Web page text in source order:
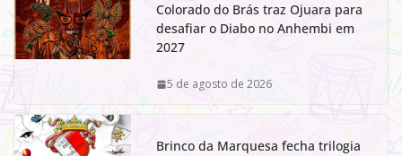
Colorado do Brás traz Ojuara para
desafiar o Diabo no Anhembi em
2027
5 de agosto de 2026
Brinco da Marquesa fecha trilogia